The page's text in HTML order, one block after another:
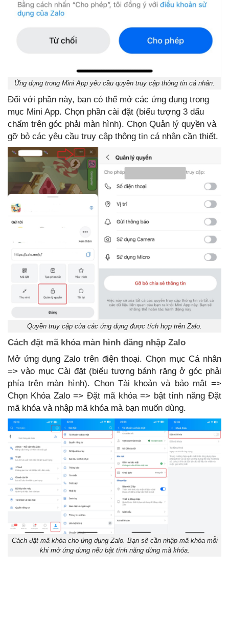
Ứng dụng trong Mini App yêu cầu quyền truy cập thông tin cá nhân.
Đối với phần này, bạn có thể mở các ứng dụng trong
mục Mini App. Chọn phần cài đặt (biểu tượng 3 dấu
chấm trên góc phải màn hình). Chọn Quản lý quyền và
gỡ bỏ các yêu cầu truy cập thông tin cá nhân cần thiết.
Quyền truy cập của các ứng dụng được tích hợp trên Zalo.
Cách đặt mã khóa màn hình đăng nhập Zalo
Mở ứng dụng Zalo trên điện thoại. Chọn mục Cá nhân
=> vào mục Cài đặt (biểu tượng bánh răng ở góc phải
phía trên màn hình). Chọn Tài khoản và bảo mật =>
Chọn Khóa Zalo => Đặt mã khóa => bật tính năng Đặt
mã khóa và nhập mã khóa mà bạn muốn dùng.
Cách đặt mã khóa cho ứng dụng Zalo. Bạn sẽ cần nhập mã khóa mỗi
khi mở ứng dung nếu bật tính năng dùng mã khóa.